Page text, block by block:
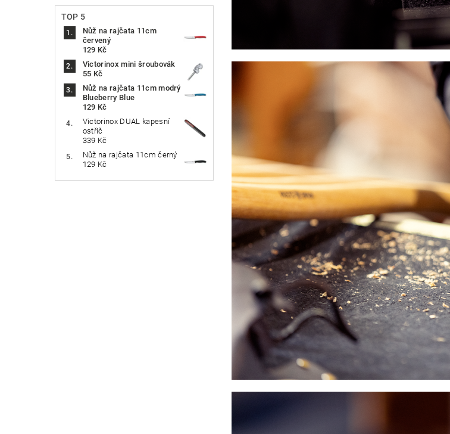
TOP 5
Nůž na rajčata 11cm
červený
129 Kč
Victorinox mini šroubovák
55 Kč
Nůž na rajčata 11cm modrý
Blueberry Blue
129 Kč
Victorinox DUAL kapesní
ostřič
339 Kč
Nůž na rajčata 11cm černý
129 Kč